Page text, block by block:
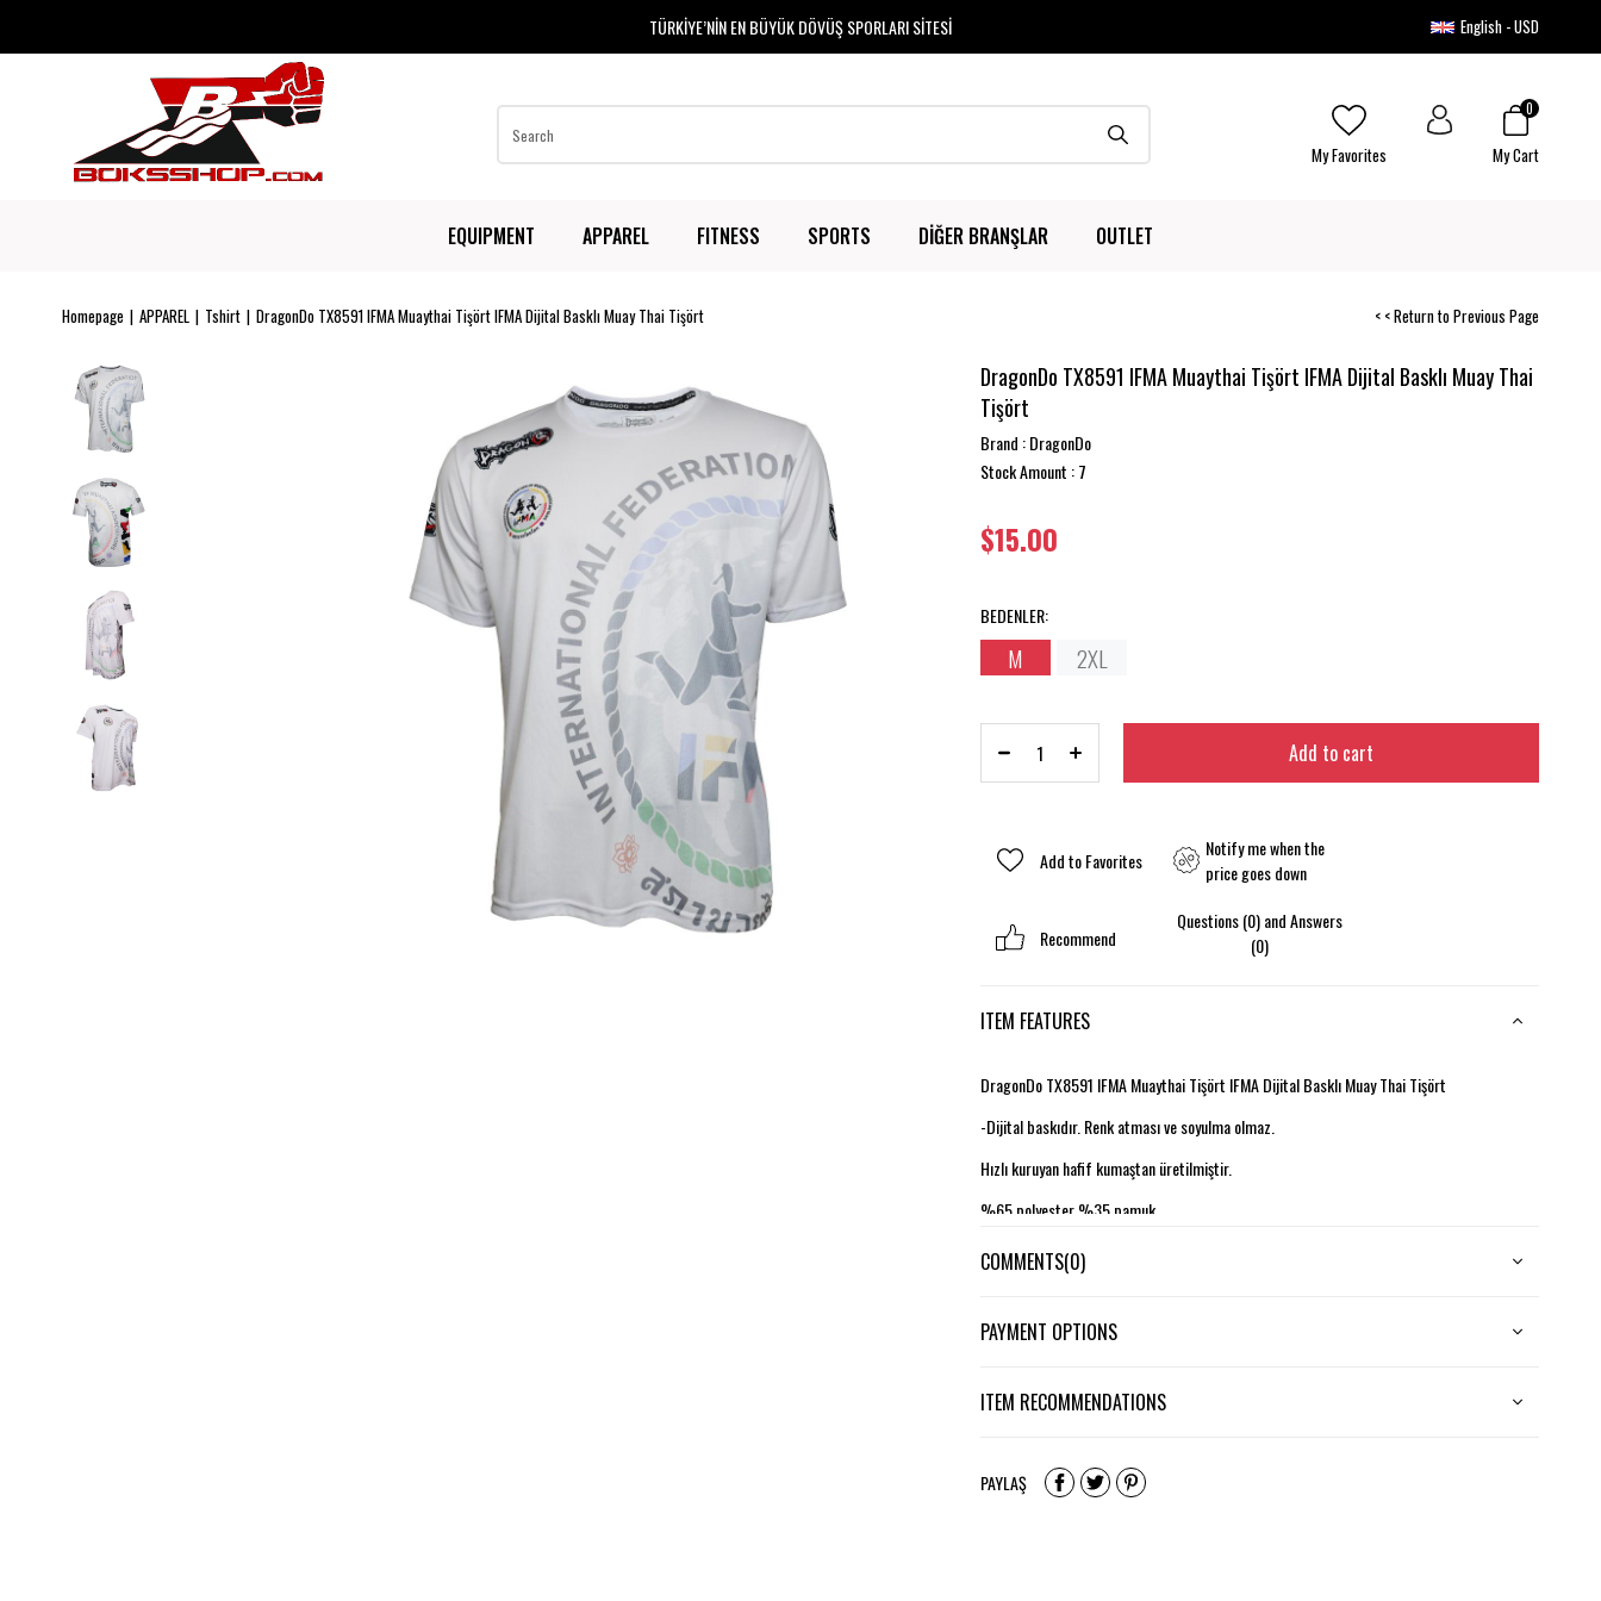
TÜRKİYE’NİN EN BÜYÜK DÖVÜŞ SPORLARI SİTESİ English - USD
My Cart
0
My Favorites
EQUIPMENT APPAREL FITNESS SPORTS DİĞER BRANŞLAR OUTLET
Homepage APPAREL Tshirt DragonDo TX8591 IFMA Muaythai Tişört IFMA Dijital Basklı Muay Thai Tişört < < Return to Previous Page
DragonDo TX8591 IFMA Muaythai Tişört IFMA Dijital Basklı Muay Thai
Tişört
Brand :DragonDo
Stock Amount :7
$15.00
BEDENLER:
M 2XL
Add to Favorites
Notify me when the
price goes down
Recommend
Questions (0) and Answers
(0)
ITEM FEATURES
DragonDo TX8591 IFMA Muaythai Tişört IFMA Dijital Basklı Muay Thai Tişört
-Dijital baskıdır. Renk atması ve soyulma olmaz.
Hızlı kuruyan hafif kumaştan üretilmiştir.
%65 polyester %35 pamuk
COMMENTS(0)
PAYMENT OPTIONS
ITEM RECOMMENDATIONS
PAYLAŞ